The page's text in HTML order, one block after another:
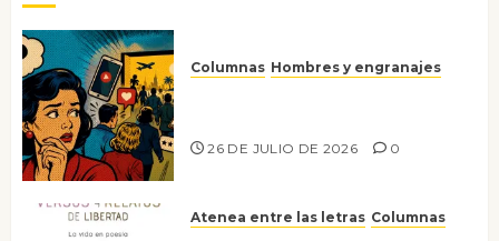
Columnas Hombres y engranajes
26 DE JULIO DE 2026 0
Atenea entre las letras Columnas